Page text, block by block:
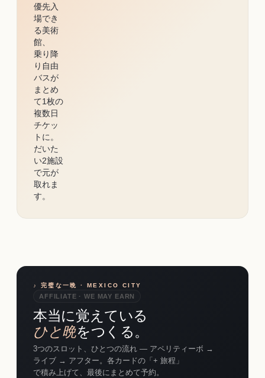
優先入
場でき
る美術
館、
乗り降
り自由
バスが
まとめ
て1枚の
複数日
チケッ
トに。
だいた
い2施設
で元が
取れま
す。
♪ 完璧な一晩 · MEXICO CITY
AFFILIATE · WE MAY EARN
本当に覚えている
ひと晩をつくる。
3つのスロット、ひとつの流れ ― アペリティーボ →
ライブ → アフター。各カードの「+ 旅程」
で積み上げて、最後にまとめて予約。